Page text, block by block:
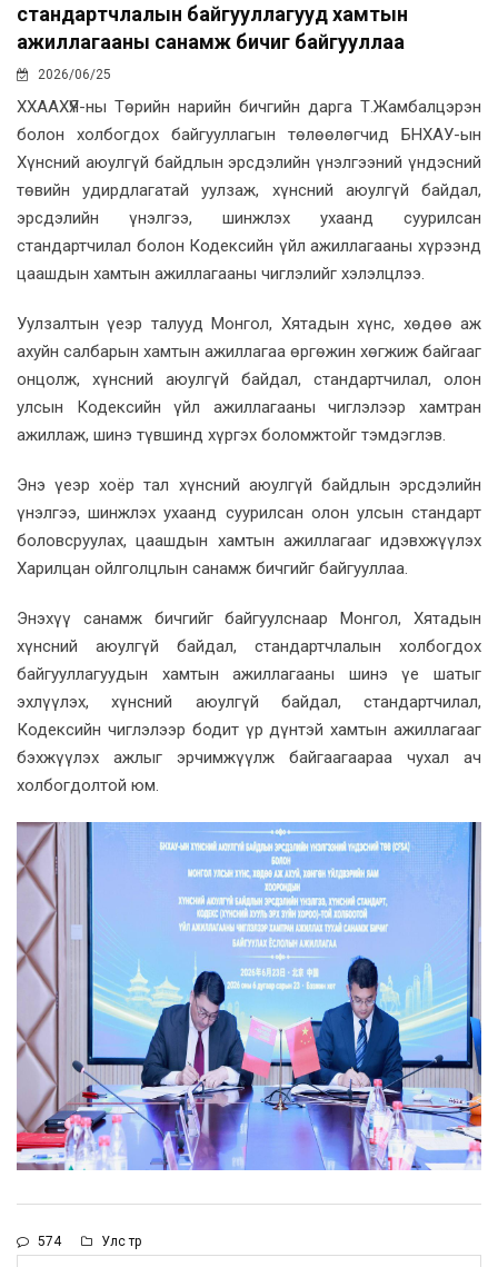
стандартчлалын байгууллагууд хамтын
ажиллагааны санамж бичиг байгууллаа
2026/06/25
ХХААХҮЯ-ны Төрийн нарийн бичгийн дарга Т.Жамбалцэрэн
болон холбогдох байгууллагын төлөөлөгчид БНХАУ-ын
Хүнсний аюулгүй байдлын эрсдэлийн үнэлгээний үндэсний
төвийн удирдлагатай уулзаж, хүнсний аюулгүй байдал,
эрсдэлийн үнэлгээ, шинжлэх ухаанд суурилсан
стандартчилал болон Кодексийн үйл ажиллагааны хүрээнд
цаашдын хамтын ажиллагааны чиглэлийг хэлэлцлээ.
Уулзалтын үеэр талууд Монгол, Хятадын хүнс, хөдөө аж
ахуйн салбарын хамтын ажиллагаа өргөжин хөгжиж байгааг
онцолж, хүнсний аюулгүй байдал, стандартчилал, олон
улсын Кодексийн үйл ажиллагааны чиглэлээр хамтран
ажиллаж, шинэ түвшинд хүргэх боломжтойг тэмдэглэв.
Энэ үеэр хоёр тал хүнсний аюулгүй байдлын эрсдэлийн
үнэлгээ, шинжлэх ухаанд суурилсан олон улсын стандарт
боловсруулах, цаашдын хамтын ажиллагааг идэвхжүүлэх
Харилцан ойлголцлын санамж бичгийг байгууллаа.
Энэхүү санамж бичгийг байгуулснаар Монгол, Хятадын
хүнсний аюулгүй байдал, стандартчлалын холбогдох
байгууллагуудын хамтын ажиллагааны шинэ үе шатыг
эхлүүлэх, хүнсний аюулгүй байдал, стандартчилал,
Кодексийн чиглэлээр бодит үр дүнтэй хамтын ажиллагааг
бэхжүүлэх ажлыг эрчимжүүлж байгаагаараа чухал ач
холбогдолтой юм.
574 Улс төр